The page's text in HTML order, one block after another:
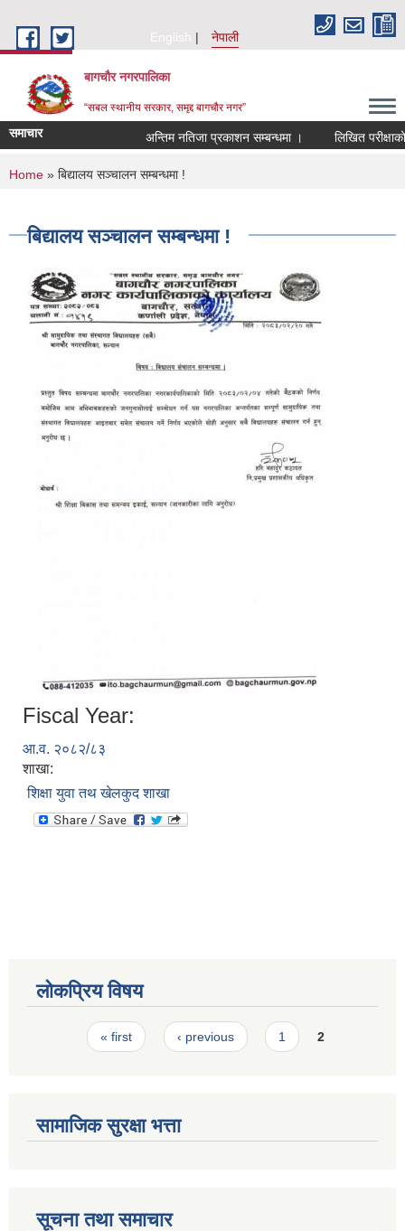
English
नेपाली
बागचौर नगरपालिका
“सबल स्थानीय सरकार, समृद्द बागचौर नगर”
समाचार अन्तिम नतिजा प्रकाशन सम्बन्धमा । लिखित परीक्षाको
You are here
Home » बिद्यालय सञ्चालन सम्बन्धमा !
बिद्यालय सञ्चालन सम्बन्धमा !
Fiscal Year:
आ.व. २०८२/८३
शाखा:
शिक्षा युवा तथ खेलकुद शाखा
लोकप्रिय विषय
Pages« first ‹ previous 1 2
सामाजिक सुरक्षा भत्ता
सूचना तथा समाचार